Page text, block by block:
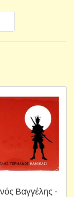
Βαγγέλης -